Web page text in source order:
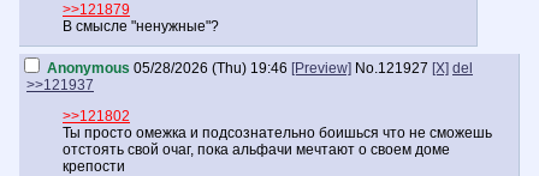
>>121879
В смысле "ненужные"?
Anonymous 05/28/2026 (Thu) 19:46 [Preview] No.121927 [X] del
>>121937
>>121802
Ты просто омежка и подсознательно боишься что не сможешь
отстоять свой очаг, пока альфачи мечтают о своем доме
крепости